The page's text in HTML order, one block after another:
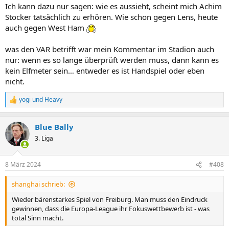
:
Ich kann dazu nur sagen: wie es aussieht, scheint mich Achim
Stocker tatsächlich zu erhören. Wie schon gegen Lens, heute
auch gegen West Ham
was den VAR betrifft war mein Kommentar im Stadion auch
nur: wenn es so lange überprüft werden muss, dann kann es
kein Elfmeter sein… entweder es ist Handspiel oder eben
nicht.
R
e
k
t
i
e
n
yogi und Heavy
Blue Bally
3. Liga
8 März 2024 #408
shanghai schrieb:
Wieder bärenstarkes Spiel von Freiburg. Man muss den Eindruck
gewinnen, dass die Europa-League ihr Fokuswettbewerb ist - was
total Sinn macht.